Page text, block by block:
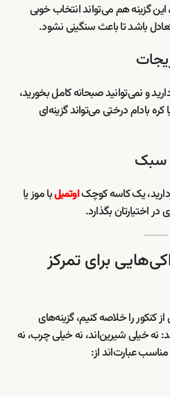
گزینه هم می‌تواند انتخاب خوبی
باشد تا باعث سنگینی نشود.
و نمی‌توانید صبحانه کامل بخورید،
بادام درختی می‌تواند گزینه‌ای
یک کاسه کوچکاوتمیلبا موز یا
در اختیارتان بگذارد.
برای تمرکز
کنکور را خلاصه کنیم، گزینه‌های
نه خیلی شیرین‌اند، نه خیلی چرب، نه
عبارت‌اند از: